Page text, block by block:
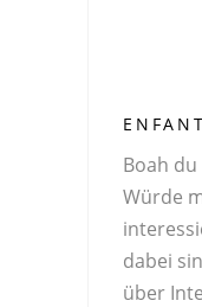
Boah
Würde
dabei
über